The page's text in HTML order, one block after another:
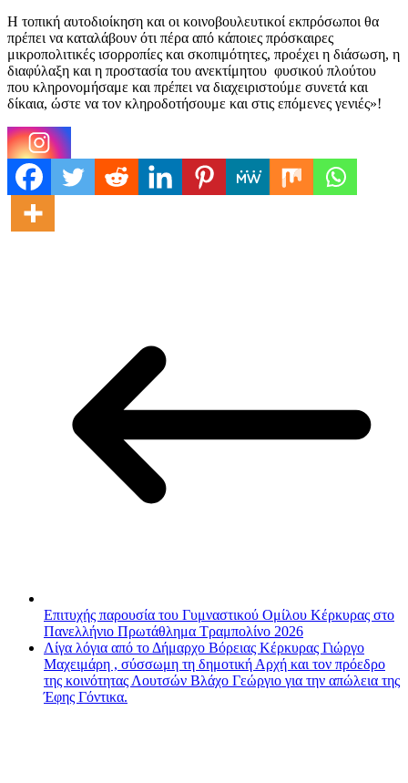
Η τοπική αυτοδιοίκηση και οι κοινοβουλευτικοί εκπρόσωποι θα
πρέπει να καταλάβουν ότι πέρα από κάποιες πρόσκαιρες
μικροπολιτικές ισορροπίες και σκοπιμότητες, προέχει η διάσωση, η
διαφύλαξη και η προστασία του ανεκτίμητου φυσικού πλούτου
που κληρονομήσαμε και πρέπει να διαχειριστούμε συνετά και
δίκαια, ώστε να τον κληροδοτήσουμε και στις επόμενες γενιές»!
Επιτυχής παρουσία του Γυμναστικού Ομίλου Κέρκυρας στο
Πανελλήνιο Πρωτάθλημα Τραμπολίνο 2026
Λίγα λόγια από το Δήμαρχο Βόρειας Κέρκυρας Γιώργο
Μαχειμάρη , σύσσωμη τη δημοτική Αρχή και τον πρόεδρο
της κοινότητας Λουτσών Βλάχο Γεώργιο για την απώλεια της
Έφης Γόντικα.